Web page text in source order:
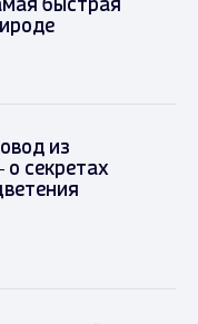
быстрая
из
секретах